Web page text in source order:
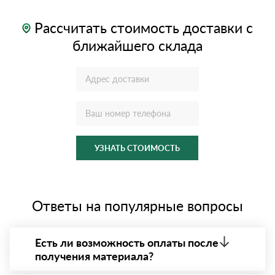
Рассчитать стоимость доставки с
ближайшего склада
УЗНАТЬ СТОИМОСТЬ
Ответы на популярные вопросы
Есть ли возможность оплаты после
получения материала?